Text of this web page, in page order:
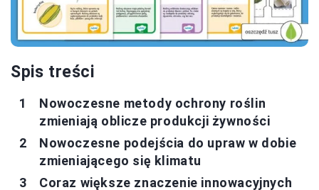
Spis treści
Nowoczesne metody ochrony roślin
zmieniają oblicze produkcji żywności
Nowoczesne podejścia do upraw w dobie
zmieniającego się klimatu
Coraz większe znaczenie innowacyjnych